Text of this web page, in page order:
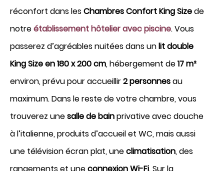
6
Août 2026
Départ
7
Août 2026
réconfort dans lesChambres Confort King Sizede
notreétablissement hôtelier avec piscine. Vous
passerez d’agréables nuitées dans unlit double
King Size en 180 x 200 cm, hébergement de17 m²
environ, prévu pour accueillir2 personnesau
maximum. Dans le reste de votre chambre, vous
trouverez unesalle de bainprivative avec douche
à l’italienne, produits d’accueil et WC, mais aussi
une télévision écran plat, uneclimatisation, des
rangements et uneconnexion Wi-Fi. Sur la